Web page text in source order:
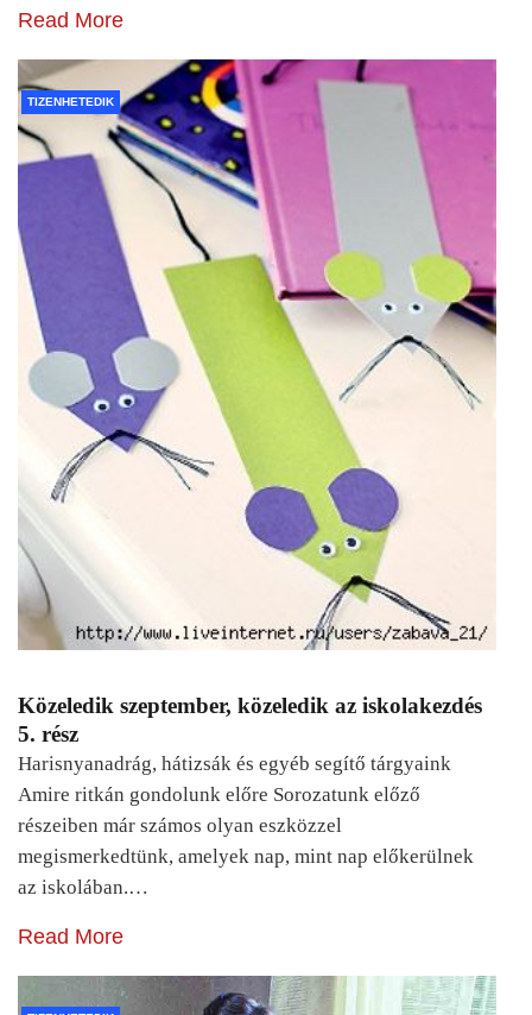
Read More
TIZENHETEDIK
Közeledik szeptember, közeledik az iskolakezdés
5. rész
Harisnyanadrág, hátizsák és egyéb segítő tárgyaink
Amire ritkán gondolunk előre Sorozatunk előző
részeiben már számos olyan eszközzel
megismerkedtünk, amelyek nap, mint nap előkerülnek
az iskolában.…
Read More